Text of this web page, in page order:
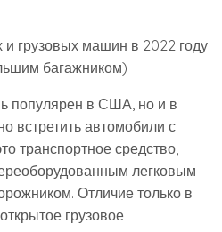
популярен в США, но и в
встретить автомобили с
транспортное средство,
легковым
Отличие только в
грузовое